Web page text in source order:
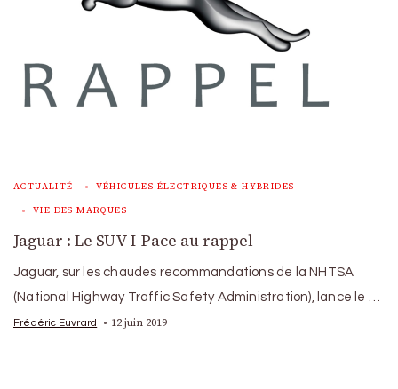
ACTUALITÉ VÉHICULES ÉLECTRIQUES & HYBRIDES
VIE DES MARQUES
Jaguar : Le SUV I-Pace au rappel
Jaguar, sur les chaudes recommandations de la NHTSA
(National Highway Traffic Safety Administration), lance le …
Frédéric Euvrard 12 juin 2019